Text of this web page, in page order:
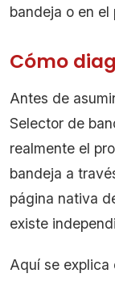
bandeja o en el
Cómo
Antes de
Selector de
realmente el
bandeja a
página nativa
existe
Aquí se explica